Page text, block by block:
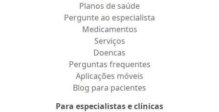
Planos de saúde
Pergunte ao especialista
Medicamentos
Serviços
Doencas
Perguntas frequentes
Aplicações móveis
Blog para pacientes
Para especialistas e clínicas